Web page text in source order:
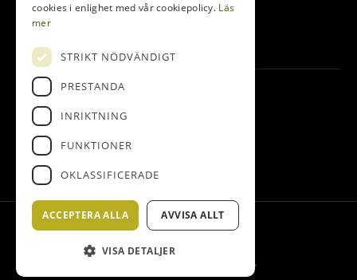
© Bedinge Golfklubb
Administration
Hemsidan levereras av Kust IT
cookies i enlighet med vår cookiepolicy. Läs
mer
STRIKT NÖDVÄNDIGT
PRESTANDA
INRIKTNING
FUNKTIONER
OKLASSIFICERADE
ACCEPTERA ALLA AVVISA ALLT
VISA DETALJER